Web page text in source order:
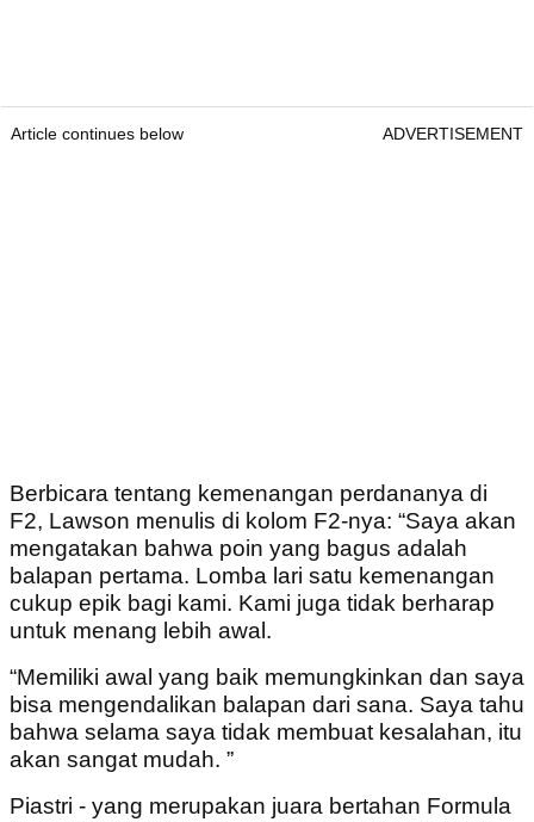
Article continues below ADVERTISEMENT
Berbicara tentang kemenangan perdananya di
F2, Lawson menulis di kolom F2-nya: “Saya akan
mengatakan bahwa poin yang bagus adalah
balapan pertama. Lomba lari satu kemenangan
cukup epik bagi kami. Kami juga tidak berharap
untuk menang lebih awal.
“Memiliki awal yang baik memungkinkan dan saya
bisa mengendalikan balapan dari sana. Saya tahu
bahwa selama saya tidak membuat kesalahan, itu
akan sangat mudah. ”
Piastri - yang merupakan juara bertahan Formula